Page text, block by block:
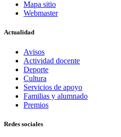
Mapa sitio
Webmaster
Actualidad
Avisos
Actividad docente
Deporte
Cultura
Servicios de apoyo
Familias y alumnado
Premios
Redes sociales